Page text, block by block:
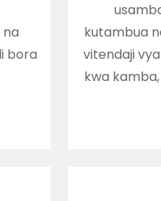
bora
kutambua
vitendaji
kwa